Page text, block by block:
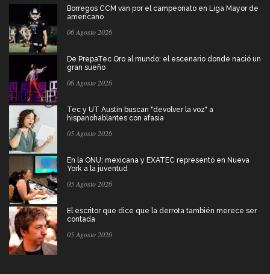
Borregos CCM van por el campeonato en Liga Mayor de
americano
06 Agosto 2026
De PrepaTec Qro al mundo: el escenario donde nació un
gran sueño
06 Agosto 2026
Tec y UT Austin buscan "devolver la voz" a
hispanohablantes con afasia
05 Agosto 2026
En la ONU: mexicana y EXATEC representó en Nueva
York a la juventud
05 Agosto 2026
El escritor que dice que la derrota también merece ser
contada
05 Agosto 2026